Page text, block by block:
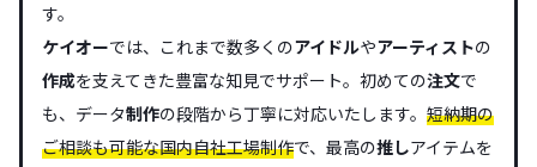
す。
ケイオーでは、これまで数多くのアイドルやアーティストの
作成を支えてきた豊富な知見でサポート。初めての注文で
も、データ制作の段階から丁寧に対応いたします。 短納期の
ご相談も可能な国内自社工場制作で、最高の推しアイテムを